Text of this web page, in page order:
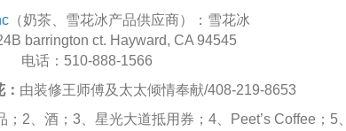
（奶茶、雪花冰产品供应商）：雪花冰
barrington ct. Hayward, CA 94545
电话：510-888-1566
由装修王师傅及太太倾情奉献/408-219-8653
2、酒；3、星光大道抵用券；4、Peet’s Coffee；5、